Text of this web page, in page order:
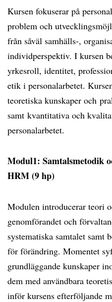
Kursen fokuserar på
problem och
från såväl samhälls-,
individperspektiv. I kursen
yrkesroll, identitet,
etik i personalarbetet.
teoretiska kunskaper och
samt kvantitativa och
personalarbetet.
Modul1: Samtalsmetodik
HRM (9 hp)
Modulen introducerar teori
genomförandet och
systematiska samtalet samt
för förändring. Momentet
grundläggande kunskaper
dem med användbara
inför kursens efterföljande